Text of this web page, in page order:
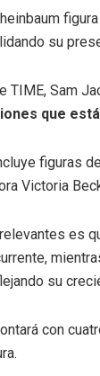
su
TIME, Sam
que
figuras
Victoria
es
su
con